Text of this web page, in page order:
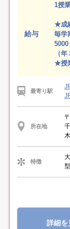
給与
1授
★成
毎学
5000
（年
★授
最寄り駅
所在地
特徴
型
詳細を